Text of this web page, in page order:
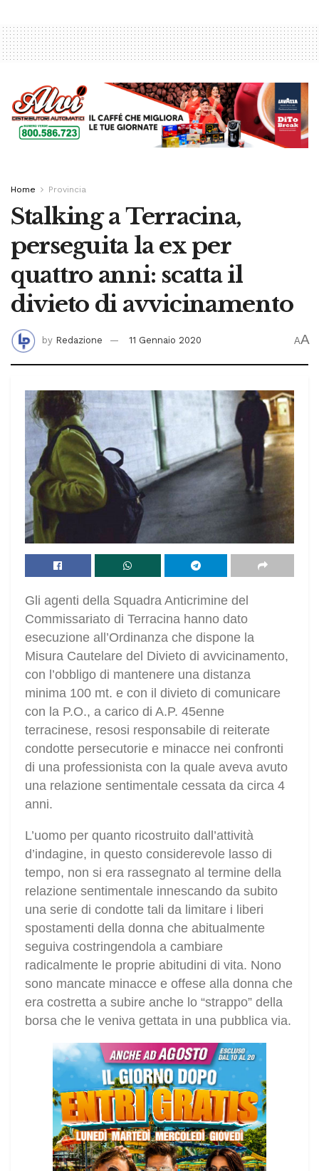
Home Provincia
Stalking a Terracina,
perseguita la ex per
quattro anni: scatta il
divieto di avvicinamento
by Redazione 11 Gennaio 2020 AA
Gli agenti della Squadra Anticrimine del
Commissariato di Terracina hanno dato
esecuzione all’Ordinanza che dispone la
Misura Cautelare del Divieto di avvicinamento,
con l’obbligo di mantenere una distanza
minima 100 mt. e con il divieto di comunicare
con la P.O., a carico di A.P. 45enne
terracinese, resosi responsabile di reiterate
condotte persecutorie e minacce nei confronti
di una professionista con la quale aveva avuto
una relazione sentimentale cessata da circa 4
anni.
L’uomo per quanto ricostruito dall’attività
d’indagine, in questo considerevole lasso di
tempo, non si era rassegnato al termine della
relazione sentimentale innescando da subito
una serie di condotte tali da limitare i liberi
spostamenti della donna che abitualmente
seguiva costringendola a cambiare
radicalmente le proprie abitudini di vita. Nono
sono mancate minacce e offese alla donna che
era costretta a subire anche lo “strappo” della
borsa che le veniva gettata in una pubblica via.